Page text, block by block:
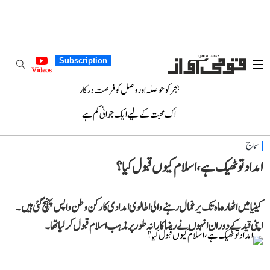
Subscription
Videos
ہجر کو حوصلہ اور وصل کو فرصت درکار
اک محبت کے لیے ایک جوانی کم ہے
سماج
امداد تو ٹھیک ہے، اسلام کیوں قبول کیا؟
کینیا میں اٹھارہ ماہ تک یرغمال رہنے والی اطالوی امدادی کارکن وطن واپس پہنچ گئی ہیں۔
اپنی قید کے دوران انہوں نے رضا کارانہ طور پر مذہب اسلام قبول کر لیا تھا۔